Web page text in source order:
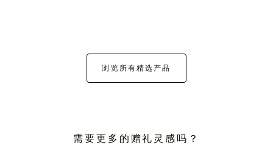
浏览所有精选产品
需要更多的赠礼灵感吗？